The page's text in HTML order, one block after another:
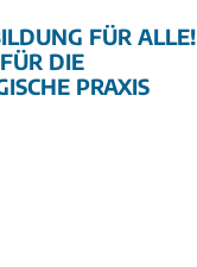
FÜR ALLE!
DIE
PRAXIS